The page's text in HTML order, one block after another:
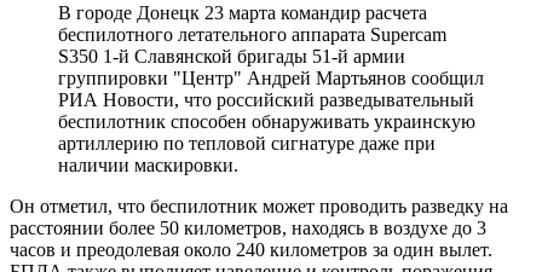
В городе Донецк 23 марта командир расчета
беспилотного летательного аппарата Supercam
S350 1-й Славянской бригады 51-й армии
группировки "Центр" Андрей Мартьянов сообщил
РИА Новости, что российский разведывательный
беспилотник способен обнаруживать украинскую
артиллерию по тепловой сигнатуре даже при
наличии маскировки.
Он отметил, что беспилотник может проводить разведку на
расстоянии более 50 километров, находясь в воздухе до 3
часов и преодолевая около 240 километров за один вылет.